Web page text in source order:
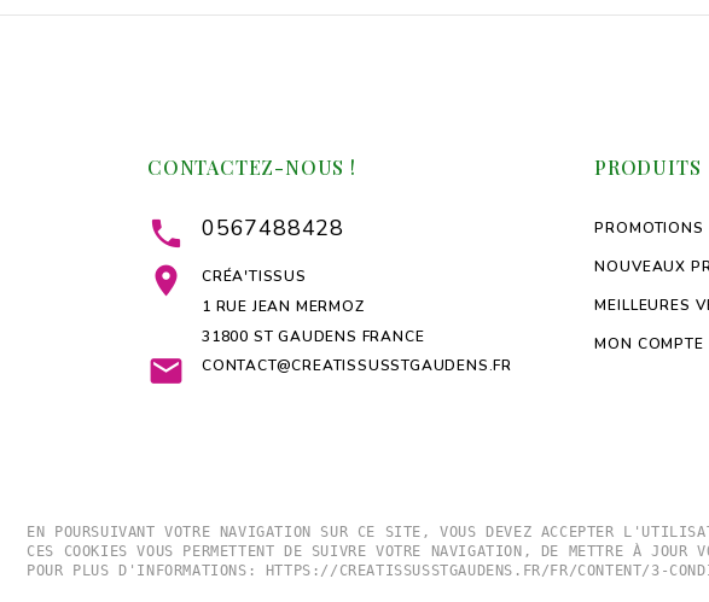
CONTACTEZ-NOUS !
 0567488428

CRÉA'TISSUS
1 RUE JEAN MERMOZ
31800 ST GAUDENS FRANCE
 CONTACT@CREATISSUSSTGAUDENS.FR
PRODUITS
PROMOTIONS
NOUVEAUX
MEILLEURES
MON COMPTE
EN POURSUIVANT VOTRE NAVIGATION SUR CE SITE, VOUS DEVEZ ACCEPTER
CES COOKIES VOUS PERMETTENT DE SUIVRE VOTRE NAVIGATION, DE METTRE À
POUR PLUS D'INFORMATIONS: HTTPS://CREATISSUSSTGAUDENS.FR/FR/CONTENT/3-